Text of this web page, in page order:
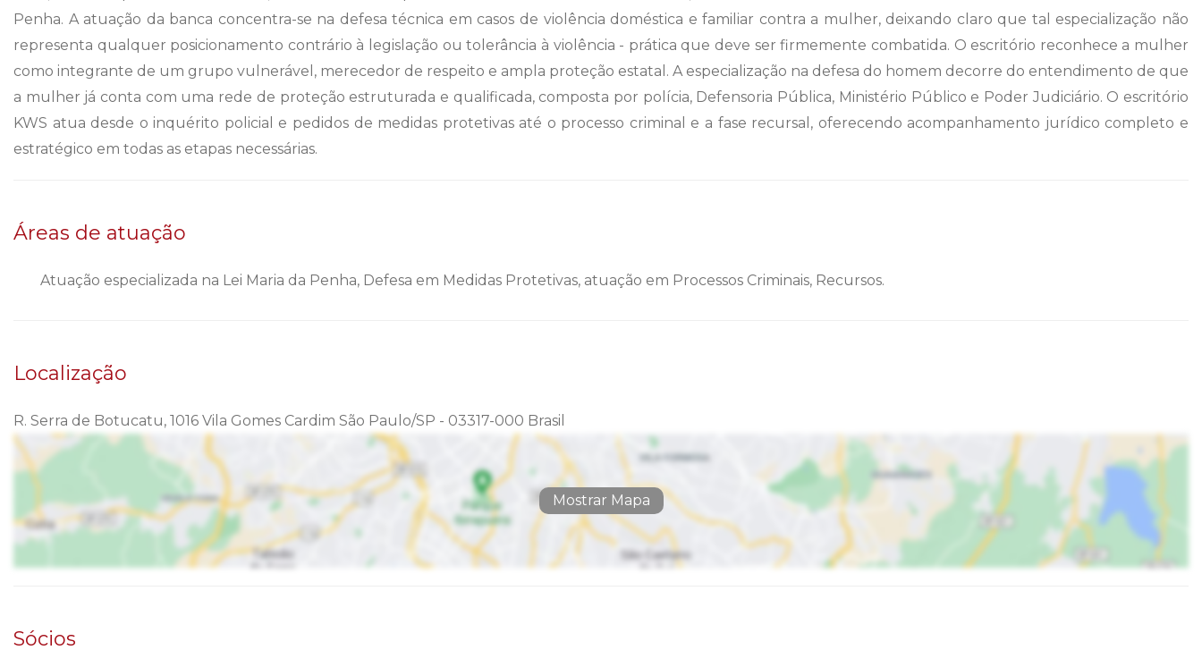
Penha. A atuação da banca concentra-se na defesa técnica em casos de violência doméstica e familiar contra a mulher, deixando claro que tal especialização não
representa qualquer posicionamento contrário à legislação ou tolerância à violência - prática que deve ser firmemente combatida. O escritório reconhece a mulher
como integrante de um grupo vulnerável, merecedor de respeito e ampla proteção estatal. A especialização na defesa do homem decorre do entendimento de que
a mulher já conta com uma rede de proteção estruturada e qualificada, composta por polícia, Defensoria Pública, Ministério Público e Poder Judiciário. O escritório
KWS atua desde o inquérito policial e pedidos de medidas protetivas até o processo criminal e a fase recursal, oferecendo acompanhamento jurídico completo e
estratégico em todas as etapas necessárias.
Áreas de atuação
Atuação especializada na Lei Maria da Penha, Defesa em Medidas Protetivas, atuação em Processos Criminais, Recursos.
Localização
R. Serra de Botucatu, 1016 Vila Gomes Cardim São Paulo/SP - 03317-000 Brasil
Mostrar Mapa
Sócios